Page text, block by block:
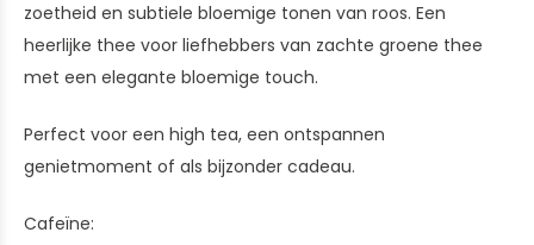
zoetheid en subtiele bloemige tonen van roos. Een
heerlijke thee voor liefhebbers van zachte groene thee
met een elegante bloemige touch.
Perfect voor een high tea, een ontspannen
genietmoment of als bijzonder cadeau.
Cafeïne: